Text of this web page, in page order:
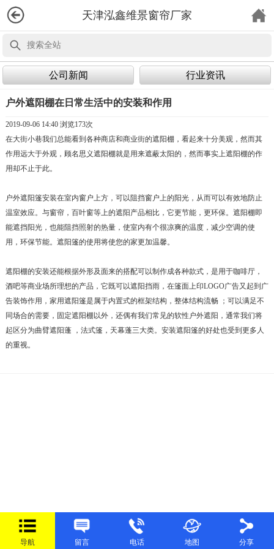
天津泓鑫维景窗帘厂家
公司新闻 行业资讯
户外遮阳棚在日常生活中的安装和作用
2019-09-06 14:40 浏览173次
在大街小巷我们总能看到各种商店和商业街的遮阳棚，看起来十分美观，然而其
作用远大于外观，顾名思义遮阳棚就是用来遮蔽太阳的，然而事实上遮阳棚的作
用却不止于此。
户外遮阳篷安装在室内窗户上方，可以阻挡窗户上的阳光，从而可以有效地防止
温室效应。与窗帘，百叶窗等上的遮阳产品相比，它更节能，更环保。遮阳棚即
能遮挡阳光，也能阻挡照射的热量，使室内有个很凉爽的温度，减少空调的使
用，环保节能。遮阳篷的使用将使您的家更加温馨。
遮阳棚的安装还能根据外形及面来的搭配可以制作成各种款式，是用于咖啡厅，
酒吧等商业场所理想的产品，它既可以遮阳挡雨，在篷面上印LOGO广告又起到广
告装饰作用，家用遮阳篷是属于内置式的框架结构，整体结构流畅 ；可以满足不
同场合的需要，固定遮阳棚以外，还偶有我们常见的软性户外遮阳，通常我们将
起区分为曲臂遮阳蓬 ，法式篷，天幕蓬三大类。安装遮阳篷的好处也受到更多人
的重视。
导航 留言 电话 地图 分享